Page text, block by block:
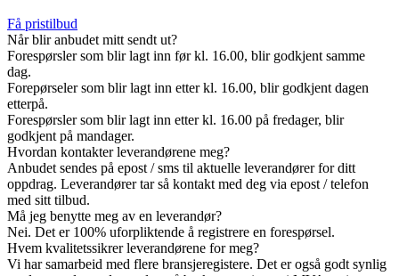
Få pristilbud
Når blir anbudet mitt sendt ut?
Forespørsler som blir lagt inn før kl. 16.00, blir godkjent samme
dag.
Forepørseler som blir lagt inn etter kl. 16.00, blir godkjent dagen
etterpå.
Forespørsler som blir lagt inn etter kl. 16.00 på fredager, blir
godkjent på mandager.
Hvordan kontakter leverandørene meg?
Anbudet sendes på epost / sms til aktuelle leverandører for ditt
oppdrag. Leverandører tar så kontakt med deg via epost / telefon
med sitt tilbud.
Må jeg benytte meg av en leverandør?
Nei. Det er 100% uforpliktende å registrere en forespørsel.
Hvem kvalitetssikrer leverandørene for meg?
Vi har samarbeid med flere bransjeregistere. Det er også godt synlig